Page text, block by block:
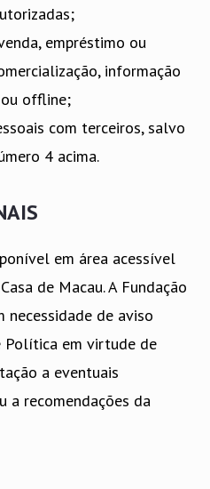
empréstimo ou
informação
offline;
com terceiros, salvo
4 acima.
em área acessível
de Macau. A Fundação
necessidade de aviso
Política em virtude de
a eventuais
a recomendações da